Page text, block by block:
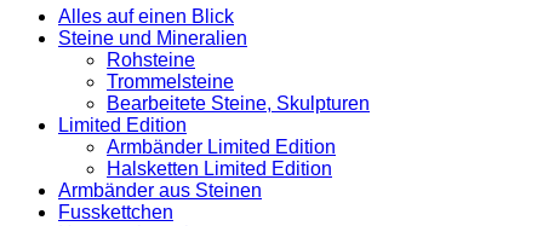
Alles auf einen Blick
Steine und Mineralien
Rohsteine
Trommelsteine
Bearbeitete Steine, Skulpturen
Limited Edition
Armbänder Limited Edition
Halsketten Limited Edition
Armbänder aus Steinen
Fusskettchen